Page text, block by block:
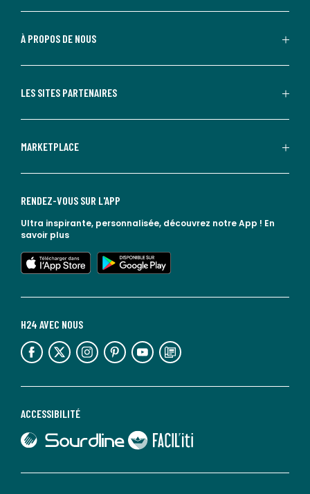
À PROPOS DE NOUS
LES SITES PARTENAIRES
MARKETPLACE
ACCESSIBILITÉ
lien vers Sourdline
lien vers Faciliti
H24 AVEC NOUS
lien vers l'espace réseaux sociaux lien vers l'espace réseaux sociaux lien vers l'espace réseaux sociaux lien vers l'espace réseaux sociaux lien vers l'espace réseaux sociaux lien vers le blog la redoute
RENDEZ-VOUS SUR L'APP
Ultra inspirante, personnalisée, découvrez notre App ! En
savoir plus
lien vers l'app store
lien vers google play